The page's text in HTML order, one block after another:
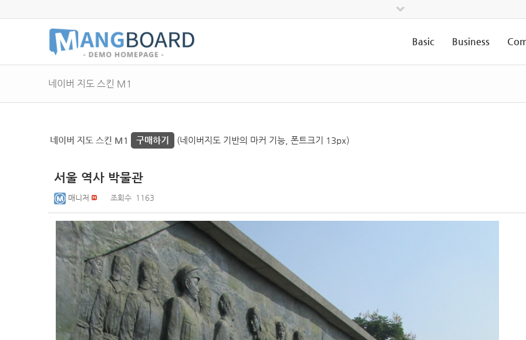
Basic Business
네이버 지도 스킨 M1
네이버 지도 스킨 M1 구매하기 (네이버지도 기반의 마커 기능, 폰트크기 13px)
서울 역사 박물관
매니저 조회수 1163